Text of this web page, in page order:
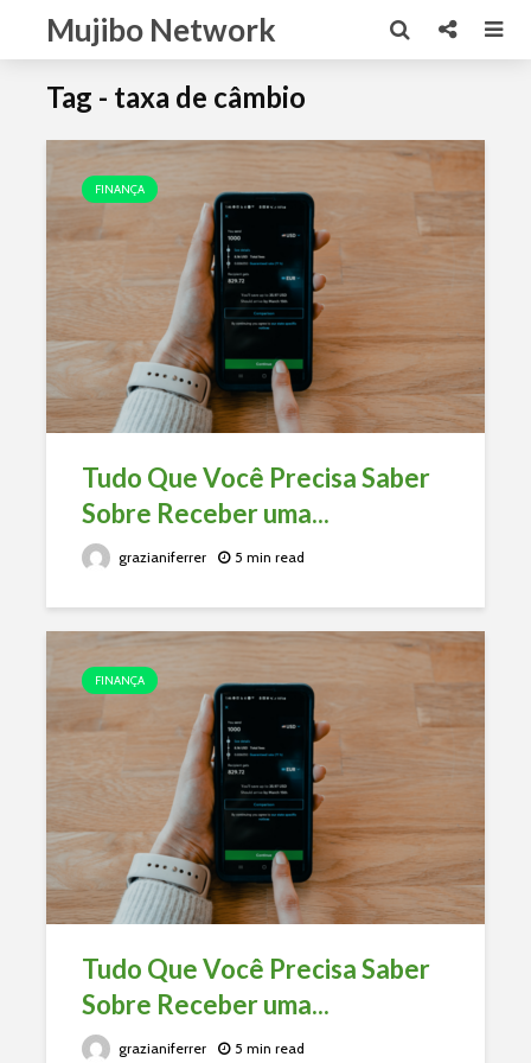
Mujibo Network
Tag - taxa de câmbio
FINANÇA
Tudo Que Você Precisa Saber
Sobre Receber uma...
grazianiferrer 5 min read
FINANÇA
Tudo Que Você Precisa Saber
Sobre Receber uma...
grazianiferrer 5 min read